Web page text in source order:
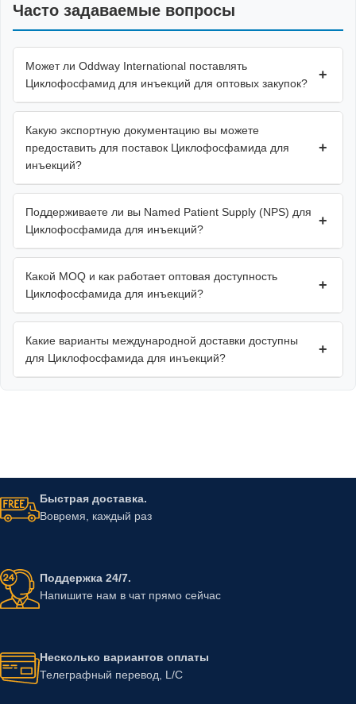
Часто задаваемые вопросы
Может ли Oddway International поставлять
Циклофосфамид для инъекций для оптовых закупок?
+
Какую экспортную документацию вы можете
предоставить для поставок Циклофосфамида для
инъекций?
+
Поддерживаете ли вы Named Patient Supply (NPS) для
Циклофосфамида для инъекций?
+
Какой MOQ и как работает оптовая доступность
Циклофосфамида для инъекций?
+
Какие варианты международной доставки доступны
для Циклофосфамида для инъекций?
+
Быстрая доставка.
Вовремя, каждый раз
Поддержка 24/7.
Напишите нам в чат прямо сейчас
Несколько вариантов оплаты
Телеграфный перевод, L/C